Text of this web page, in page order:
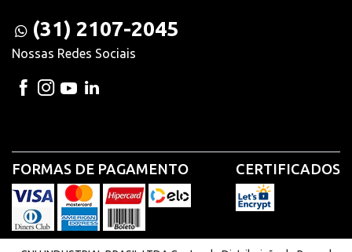
(31) 2107-2045
Nossas Redes Sociais
FORMAS DE PAGAMENTO CERTIFICADOS